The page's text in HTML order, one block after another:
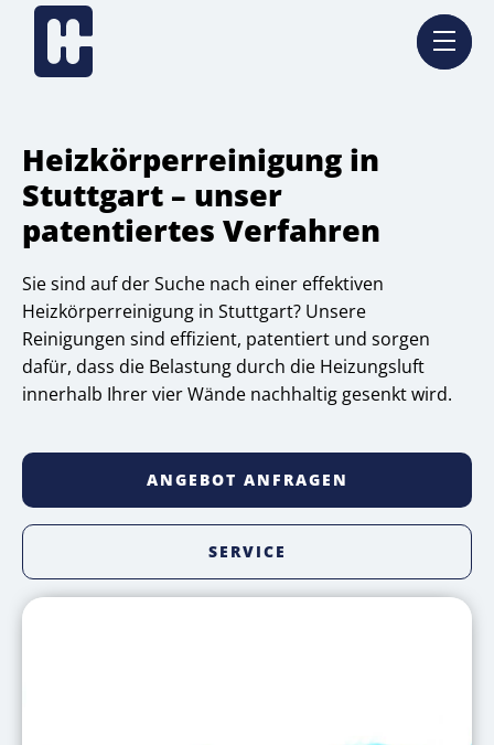
Heizkörperreinigung in
Stuttgart – unser
patentiertes Verfahren
Sie sind auf der Suche nach einer effektiven
Heizkörperreinigung in Stuttgart? Unsere
Reinigungen sind effizient, patentiert und sorgen
dafür, dass die Belastung durch die Heizungsluft
innerhalb Ihrer vier Wände nachhaltig gesenkt wird.
ANGEBOT ANFRAGEN
SERVICE